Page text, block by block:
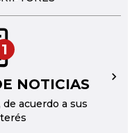
1
NOTICIAS
acuerdo a sus
→